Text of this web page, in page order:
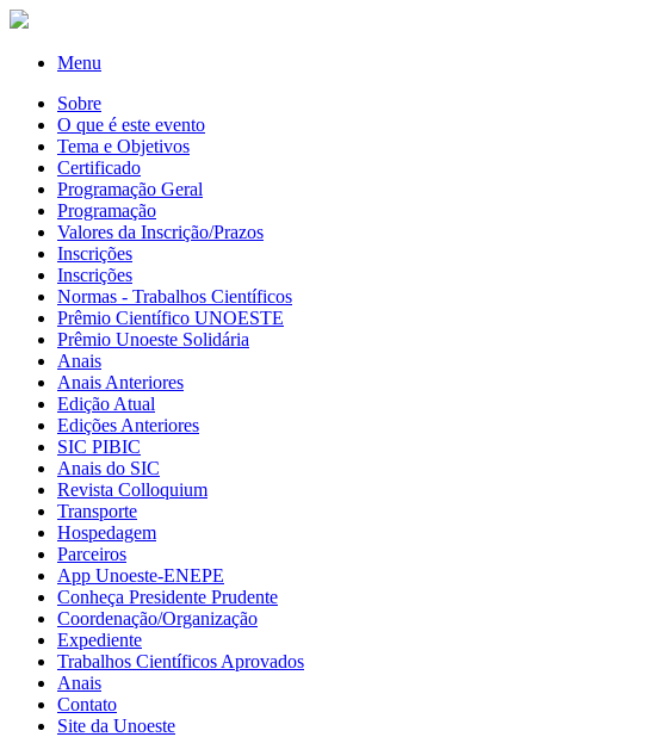
Menu
Sobre
O que é este evento
Tema e Objetivos
Certificado
Programação Geral
Programação
Valores da Inscrição/Prazos
Inscrições
Inscrições
Normas - Trabalhos Científicos
Prêmio Científico UNOESTE
Prêmio Unoeste Solidária
Anais
Anais Anteriores
Edição Atual
Edições Anteriores
SIC PIBIC
Anais do SIC
Revista Colloquium
Transporte
Hospedagem
Parceiros
App Unoeste-ENEPE
Conheça Presidente Prudente
Coordenação/Organização
Expediente
Trabalhos Científicos Aprovados
Anais
Contato
Site da Unoeste